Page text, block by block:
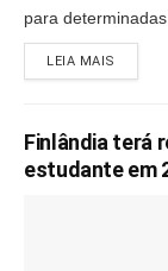
para determinadas
LEIA MAIS
Finlândia terá
estudante em